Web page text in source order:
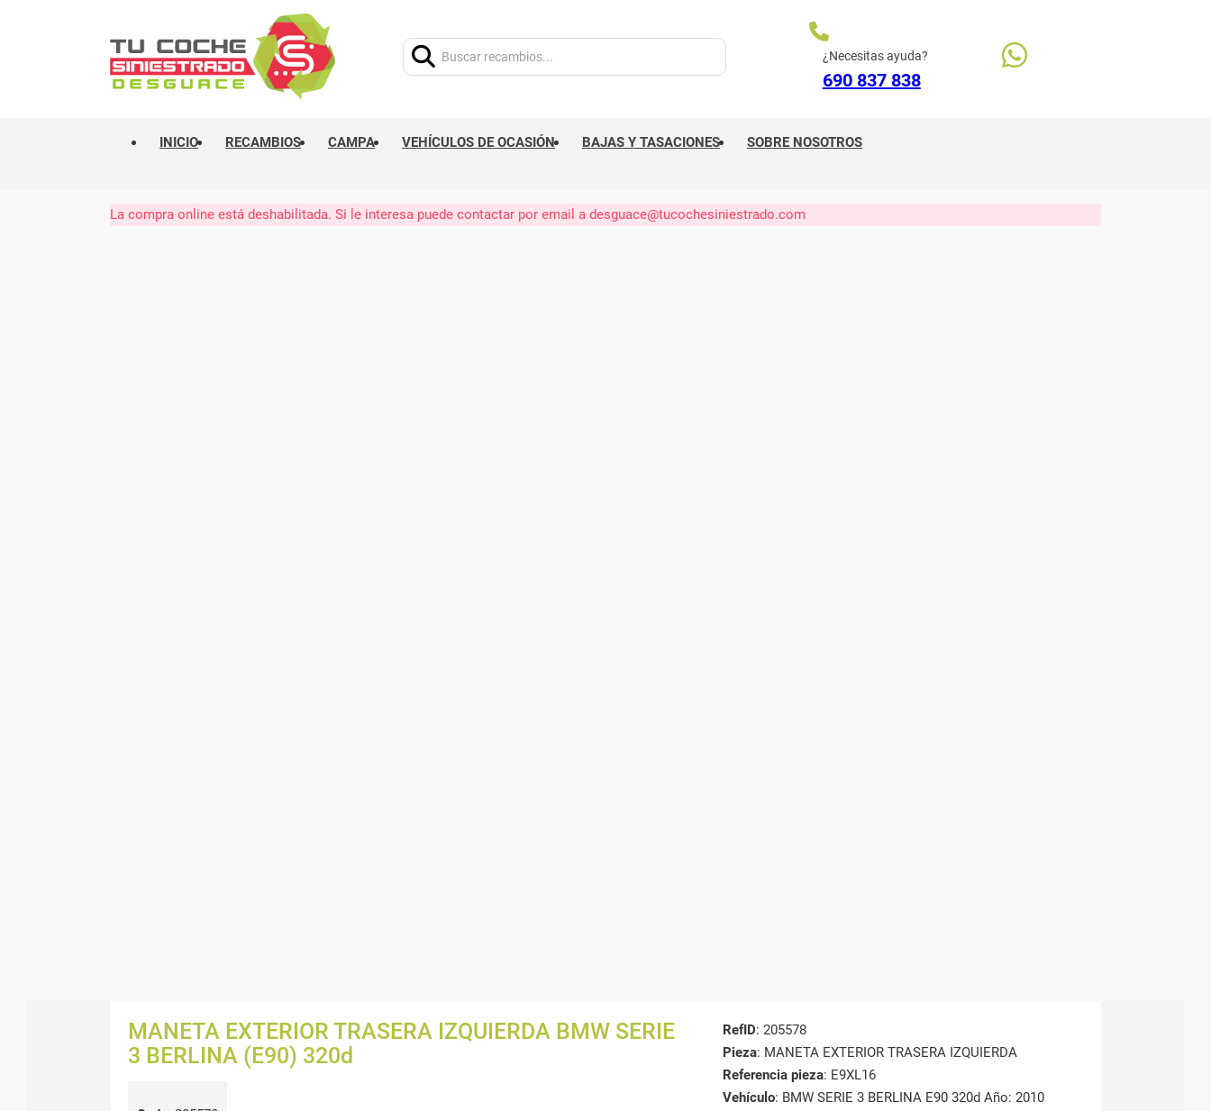
Buscar:
¿Necesitas ayuda?
690 837 838
INICIO RECAMBIOS CAMPA VEHÍCULOS DE OCASIÓN BAJAS Y TASACIONES SOBRE NOSOTROS
La compra online está deshabilitada. Si le interesa puede contactar por email a desguace@tucochesiniestrado.com
MANETA EXTERIOR TRASERA IZQUIERDA BMW SERIE
3 BERLINA (E90) 320d
RefID: 205578
Pieza: MANETA EXTERIOR TRASERA IZQUIERDA
Referencia pieza: E9XL16
Vehículo: BMW SERIE 3 BERLINA E90 320d Año: 2010